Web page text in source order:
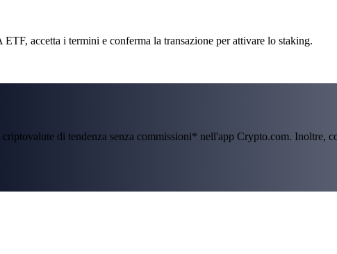
accetta i termini e conferma la transazione per attivare lo staking.
di tendenza senza commissioni* nell'app Crypto.com.